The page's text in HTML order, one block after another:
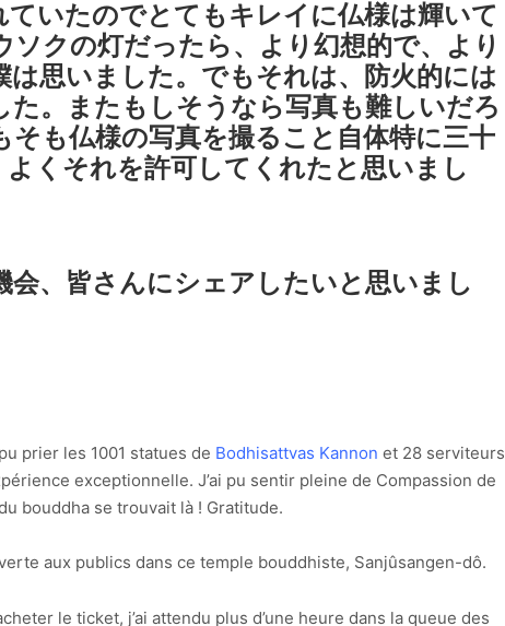
いたのでとてもキレイに仏様は輝いて
クの灯だったら、より幻想的で、より
思いました。でもそれは、防火的には
。またもしそうなら写真も難しいだろ
そも仏様の写真を撮ること自体特に三十
くそれを許可してくれたと思いまし
、皆さんにシェアしたいと思いまし
pu prier les 1001 statues de Bodhisattvas Kannon et 28 serviteurs
exceptionnelle. J’ai pu sentir pleine de Compassion de
bouddha se trouvait là ! Gratitude.
aux publics dans ce temple bouddhiste, Sanjûsangen-dô.
le ticket, j’ai attendu plus d’une heure dans la queue des